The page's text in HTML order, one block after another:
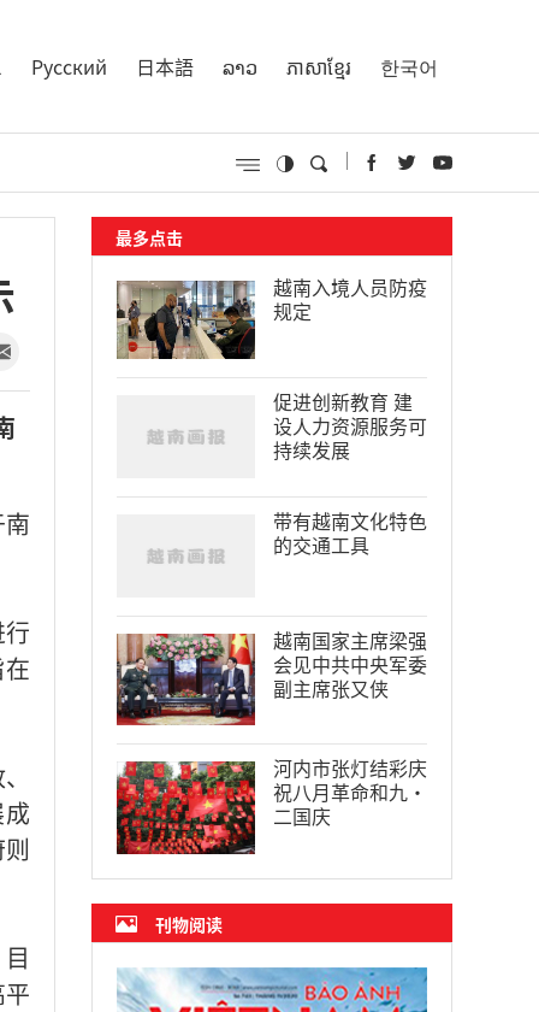
Русский 日本語 ລາວ ភាសាខ្មែរ 한국어
最多点击
越南入境人员防疫
规定
促进创新教育 建
设人力资源服务可
持续发展
带有越南文化特色
的交通工具
越南国家主席梁强
会见中共中央军委
副主席张又侠
河内市张灯结彩庆
祝八月革命和九·
二国庆
刊物阅读